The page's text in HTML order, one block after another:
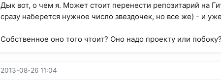
Дык вот, о чем я. Может стоит перенести репозитарий на
сразу наберется нужное число звездочек, но все же) - и
Собственное оно того чтоит? Оно надо проекту или побоку?
2013-08-26 11:04